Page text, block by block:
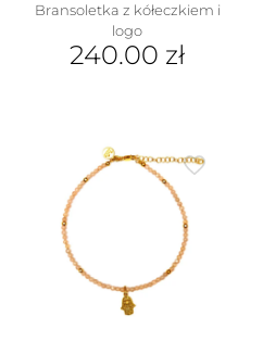
Bransoletka z kółeczkiem i
logo
240.00 zł